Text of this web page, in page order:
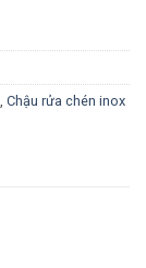
Chậu rửa chén inox